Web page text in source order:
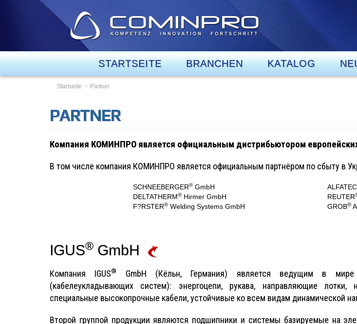
STARTSEITE BRANCHEN KATALOG
Startseite Partner
PARTNER
Компания КОМИНПРО является официальным дистрибьютором
В том числе компания КОМИНПРО является официальным партнёром по сбыту в
SCHNEEBERGER® GmbH
DELTATHERM® Hirmer GmbH
F?RSTER® Welding Systems GmbH
ALFATEC
REUTER
GROB®
IGUS®GmbH
Компания IGUS®
GmbH (Кёльн, Германия) является ведущим в мире
(кабелеукладывающих систем): энергоцепи, рукава, направляющие
специальные высокопрочные кабели, устойчивые ко всем видам динамической
Второй группой продукции являются подшипники и системы базируемые на